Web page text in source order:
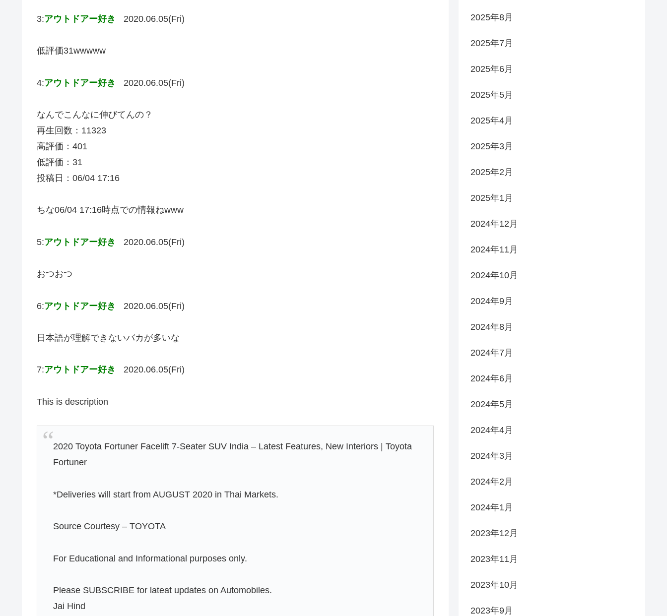
3:アウトドアー好き 2020.06.05(Fri)
低評価31wwwww
4:アウトドアー好き 2020.06.05(Fri)
なんでこんなに伸びてんの？
再生回数：11323
高評価：401
低評価：31
投稿日：06/04 17:16
ちな06/04 17:16時点での情報ねwww
5:アウトドアー好き 2020.06.05(Fri)
おつおつ
6:アウトドアー好き 2020.06.05(Fri)
日本語が理解できないバカが多いな
7:アウトドアー好き 2020.06.05(Fri)
This is description
2020 Toyota Fortuner Facelift 7-Seater SUV India – Latest Features, New Interiors | Toyota
Fortuner
*Deliveries will start from AUGUST 2020 in Thai Markets.
Source Courtesy – TOYOTA
For Educational and Informational purposes only.
Please SUBSCRIBE for lateat updates on Automobiles.
Jai Hind
2025年8月
2025年7月
2025年6月
2025年5月
2025年4月
2025年3月
2025年2月
2025年1月
2024年12月
2024年11月
2024年10月
2024年9月
2024年8月
2024年7月
2024年6月
2024年5月
2024年4月
2024年3月
2024年2月
2024年1月
2023年12月
2023年11月
2023年10月
2023年9月